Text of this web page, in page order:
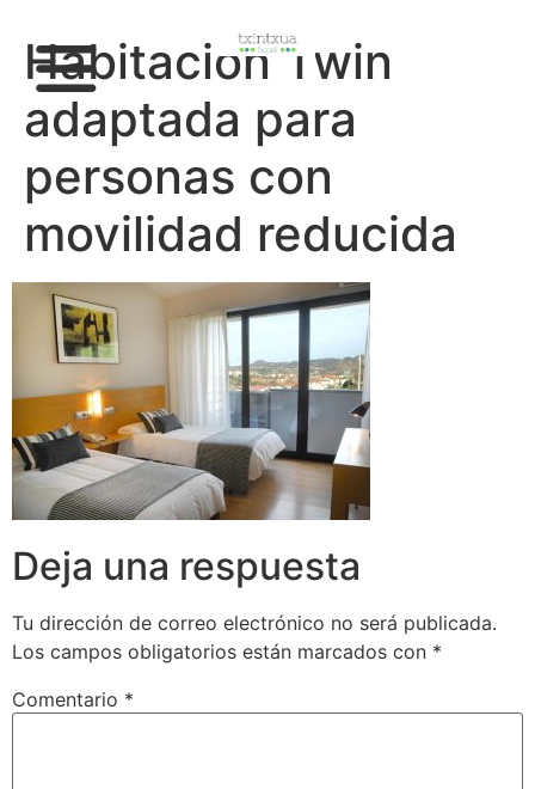
Habitación Twin
adaptada para
personas con
movilidad reducida
Deja una respuesta
Tu dirección de correo electrónico no será publicada.
Los campos obligatorios están marcados con *
Comentario *